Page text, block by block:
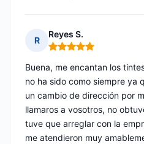
R
Reyes S.
Nota: 5 de 5
Buena, me encantan los
no ha sido como siempre ya
un cambio de dirección por
llamaros a vosotros, no
tuve que arreglar con la
me atendieron muy